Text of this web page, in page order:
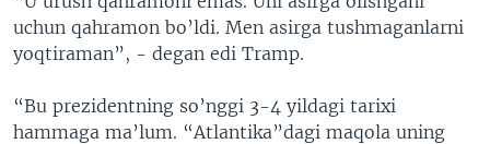
uchun qahramon bo’ldi. Men asirga tushmaganlarni
yoqtiraman”, - degan edi Tramp.
“Bu prezidentning so’nggi 3-4 yildagi tarixi
hammaga ma’lum. “Atlantika”dagi maqola uning